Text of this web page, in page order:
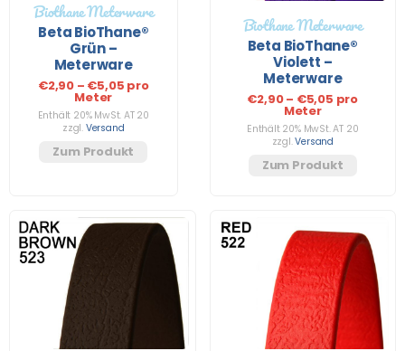
Biothane Meterware
Beta BioThane®
Grün –
Meterware
€2,90– €5,05 pro
Meter
Enthält 20% MwSt. AT 20
zzgl. Versand
Zum Produkt
Biothane Meterware
Beta BioThane®
Violett –
Meterware
€2,90– €5,05 pro
Meter
Enthält 20% MwSt. AT 20
zzgl.Versand
Zum Produkt